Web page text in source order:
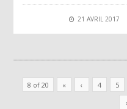
21 AVRIL 2017
8 of 20 « ‹ 4 5
›